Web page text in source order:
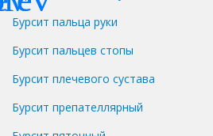
Бурсит пальца руки
Бурсит пальцев стопы
Бурсит плечевого сустава
Бурсит препателлярный